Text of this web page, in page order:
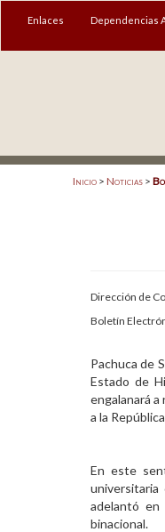
MENÚ
Acreditación Internacional
Enlaces Dependencias
Inicio > Noticias >
Dirección de
Boletín
Pachuca de
Estado de
engalanará
a la
En este
adelantó en
binacional.